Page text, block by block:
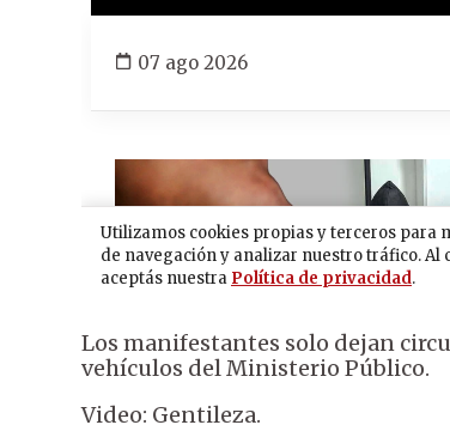
Los manifestantes solo dejan
vehículos del Ministerio Público.
Video: Gentileza.